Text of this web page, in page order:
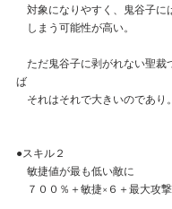
対象になりやすく、鬼谷子に
しまう可能性が高い。
ただ鬼谷子に剥がれない聖裁
ば
それはそれで大きいのであり。
●スキル２
敏捷値が最も低い敵に
７００％＋敏捷×６＋最大攻撃